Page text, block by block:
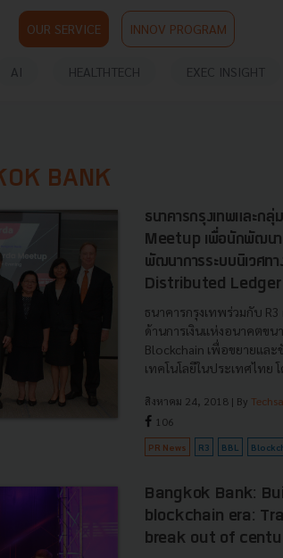
OUR SERVICE INNOV PROGRAM
AI HEALTHTECH EXEC INSIGHT
BANK
ธนาคารกรุงเทพและก
Meetup เพื่อนักพัฒน
พัฒนาการระบบนิเวศทา
Distributed Ledger
ธนาคารกรุงเทพร่วมกับ
ด้านการเงินแห่งอนาคต
Blockchain เพื่อขยายแล
เทคโนโลยีในประเทศไทย โด
สิงหาคม 24, 2018 | By
106
PR News R3 BBL
Bangkok Bank:
blockchain era:
break out of